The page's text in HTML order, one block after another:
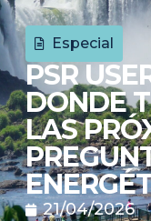
Especial
PSR
DONDE
LAS
21/04/2026